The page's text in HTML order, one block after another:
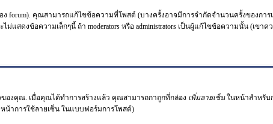
forum). คุณสามารถแก้ไขข้อความที่โพสต์ (บางครั้งอาจมีการจำกัดจำนวนครั้งของกา
ดงข้อความเล็กๆนี้ ถ้า moderators หรือ administrators เป็นผู้แก้ไขข้อความนั้น (เข
องคุณ. เมื่อคุณได้ทำการสร้างแล้ว คุณสามารถกาถูกที่กล่อง เพิ่มลายเซ็นในหน้าสำหรับ
น้าการใช้ลายเซ็น ในแบบฟอร์มการโพสต์)